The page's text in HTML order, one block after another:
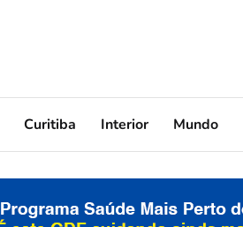
Curitiba Interior Mundo